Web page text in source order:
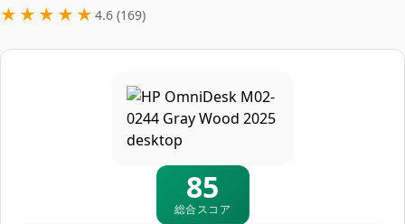
セール
★★★★★ 4.6 (169)
85
総合スコア